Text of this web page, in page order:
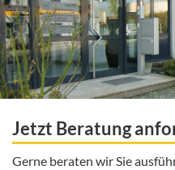
Jetzt Beratung
Gerne beraten wir Sie